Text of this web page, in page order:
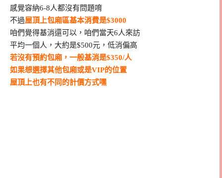
感覺容納6-8人都沒有問題唷
不過屋頂上包廂區基本消費是$3000
咱們覺得基消還可以，咱們當天6人來訪
平均一個人，大約是$500元，低消偏高
若沒有預約包廂，一般基消是$350/人
如果想選擇其他包廂或是VIP的位置
屋頂上也有不同的計價方式嘿